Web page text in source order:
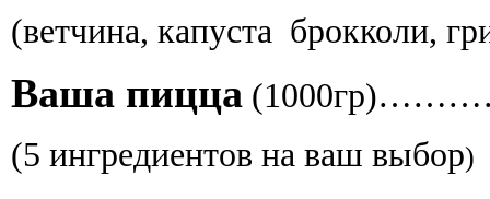
(ветчина, капуста брокколи,
Ваша пицца
(5 ингредиентов на ваш выбор)